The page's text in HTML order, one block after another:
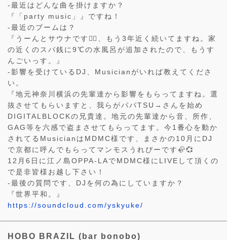
-最近はどんな曲を掛けますか？
『「party music」』ですね！
-最近のブームは？
『うーんとサウナです🧖‍♂️、もう3年近く続いてますね。家
の近くのスパ銭に9℃の水風呂が追加されたので、もうす
んごいっす。』
-影響を受けているDJ、Musicianがいれば教えてくださ
い。
『地元神奈川横浜の先輩達から影響をもらってますね。選
抜させてもらいますと、我らがパパTSU→さんを始め
DIGITALBLOCKの兄貴達。地元の先輩達から音、所作、
GAG等を六感で盗まさせてもらってます。今1番心を動か
されてるMusicianはMDMC様です、まさかの10月にDJ
で京都に呼んでもらってマンモスうれぴーです🦣💞
12月6日に江ノ島OPPA-LAでMDMC様にLIVEして頂くの
で是非皆様お越し下さい！
-最後の質問です、DJを何の為にしていますか？
『世界平和。』
https://soundcloud.com/yskyuke/
HOBO BRAZIL (bar bonobo)